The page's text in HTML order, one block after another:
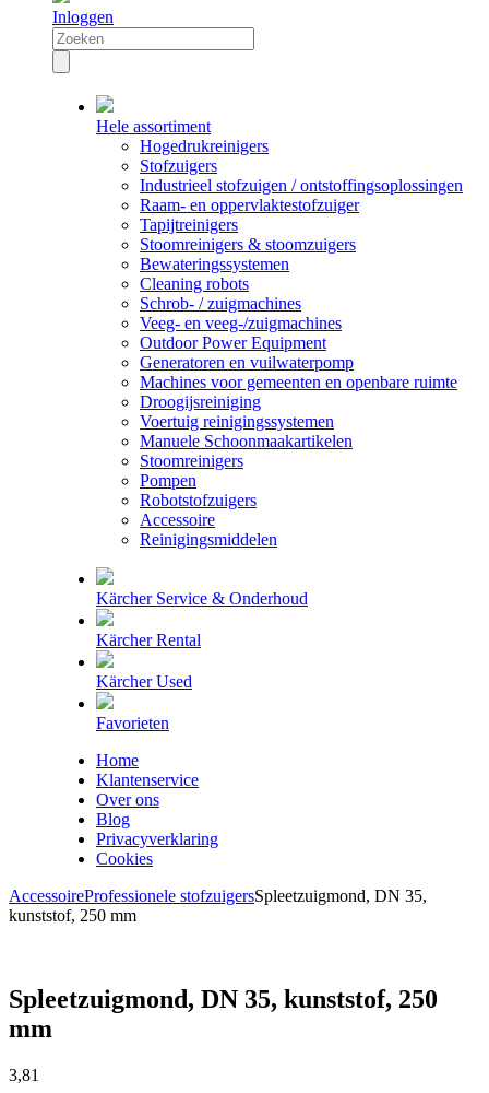
Inloggen
Hele assortiment
Hogedrukreinigers
Stofzuigers
Industrieel stofzuigen / ontstoffingsoplossingen
Raam- en oppervlaktestofzuiger
Tapijtreinigers
Stoomreinigers & stoomzuigers
Bewateringssystemen
Cleaning robots
Schrob- / zuigmachines
Veeg- en veeg-/zuigmachines
Outdoor Power Equipment
Generatoren en vuilwaterpomp
Machines voor gemeenten en openbare ruimte
Droogijsreiniging
Voertuig reinigingssystemen
Manuele Schoonmaakartikelen
Stoomreinigers
Pompen
Robotstofzuigers
Accessoire
Reinigingsmiddelen
Kärcher Service & Onderhoud
Kärcher Rental
Kärcher Used
Favorieten
Home
Klantenservice
Over ons
Blog
Privacyverklaring
Cookies
AccessoireProfessionele stofzuigersSpleetzuigmond, DN 35,
kunststof, 250 mm
Spleetzuigmond, DN 35, kunststof, 250
mm
3,81